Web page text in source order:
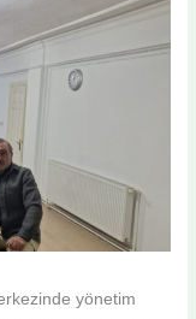
yönetim